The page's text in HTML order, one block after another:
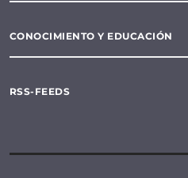
CONOCIMIENTO Y EDUCACIÓN
RSS-FEEDS